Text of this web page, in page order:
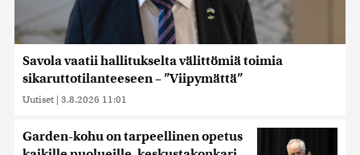
Savola vaatii hallitukselta välittömiä toimia
sikaruttotilanteeseen – ”Viipymättä”
Uutiset | 3.8.2026 11:01
Garden-kohu on tarpeellinen opetus